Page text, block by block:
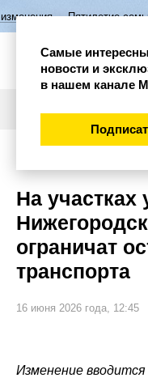
семьи в Нижегородской
На участках
ограничат
транспорта
16 июня 2026 года,
Изменение вводится
Самые
новости и
в нашем канале